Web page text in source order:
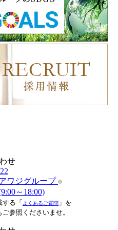
せ
ワジグループ
～18:00)
る「 よくあるご質問 」を
参照くださいませ。